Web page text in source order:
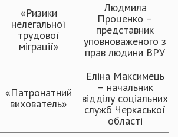
«Ризики
нелегальної
трудової
міграції»
Людмила
Проценко –
представник
уповноваженого з
прав людини ВРУ
«Патронатний
вихователь»
Еліна Максимець
– начальник
відділу соціальних
служб Черкаської
області